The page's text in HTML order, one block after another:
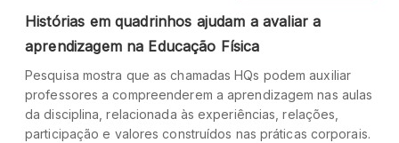
Histórias em quadrinhos ajudam a avaliar a
aprendizagem na Educação Física
Pesquisa mostra que as chamadas HQs podem auxiliar
professores a compreenderem a aprendizagem nas aulas
da disciplina, relacionada às experiências, relações,
participação e valores construídos nas práticas corporais.